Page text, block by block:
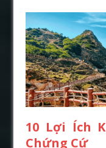
10 Lợi Ích
Chứng Cứ